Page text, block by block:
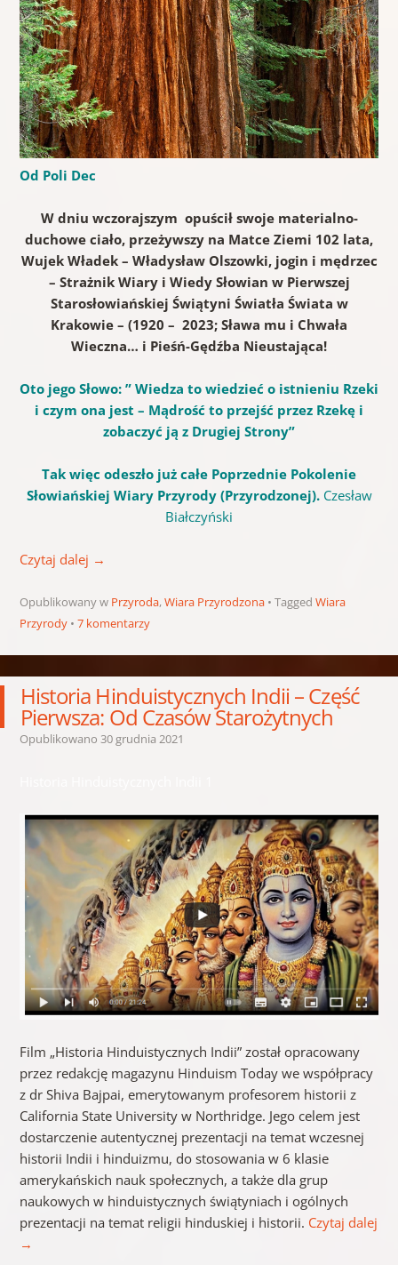
Od Poli Dec
W dniu wczorajszym opuścił swoje materialno-
duchowe ciało, przeżywszy na Matce Ziemi 102 lata,
Wujek Władek – Władysław Olszowki, jogin i mędrzec
– Strażnik Wiary i Wiedy Słowian w Pierwszej
Starosłowiańskiej Świątyni Światła Świata w
Krakowie – (1920 – 2023; Sława mu i Chwała
Wieczna… i Pieśń-Gędźba Nieustająca!
Oto jego Słowo: ” Wiedza to wiedzieć o istnieniu Rzeki
i czym ona jest – Mądrość to przejść przez Rzekę i
zobaczyć ją z Drugiej Strony”
Tak więc odeszło już całe Poprzednie Pokolenie
Słowiańskiej Wiary Przyrody (Przyrodzonej). Czesław
Białczyński
Czytaj dalej →
Opublikowany w Przyroda,Wiara Przyrodzona Tagged Wiara
Przyrody
7 komentarzy
Historia Hinduistycznych Indii – Część
Pierwsza: Od Czasów Starożytnych
Opublikowano 30 grudnia 2021
Film „Historia Hinduistycznych Indii” został opracowany
przez redakcję magazynu Hinduism Today we współpracy
z dr Shiva Bajpai, emerytowanym profesorem historii z
California State University w Northridge. Jego celem jest
dostarczenie autentycznej prezentacji na temat wczesnej
historii Indii i hinduizmu, do stosowania w 6 klasie
amerykańskich nauk społecznych, a także dla grup
naukowych w hinduistycznych świątyniach i ogólnych
prezentacji na temat religii hinduskiej i historii. Czytaj dalej
→